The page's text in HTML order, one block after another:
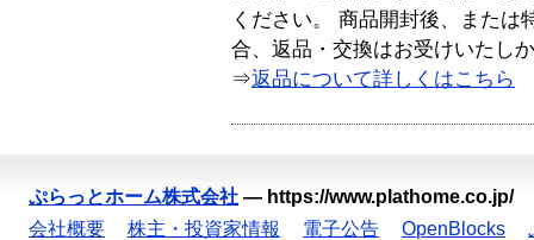
ください。 商品開封後、または
合、返品・交換はお受けいたし
⇒返品について詳しくはこちら
ぷらっとホーム株式会社 — https://www.plathome.co.jp/
会社概要
株主・投資家情報 電子公告 OpenBlocks